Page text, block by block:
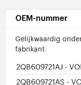
OEM-nummer
Gelijkwaardig
fabrikant:
2QB609721AJ -
2QB609721AS -